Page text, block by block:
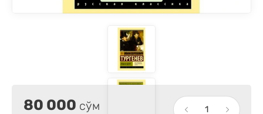
80 000 сўм